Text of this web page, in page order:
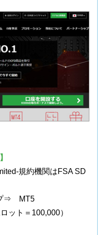
規約機関はFSA SD
プ⇒ MT5
ト＝100,000）